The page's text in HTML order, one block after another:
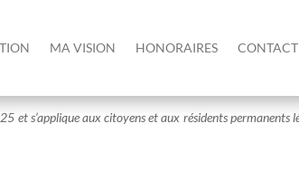
MA VISION HONORAIRES CONTACT
et s’applique aux citoyens et aux résidents permanents